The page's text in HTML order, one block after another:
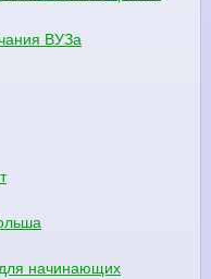
ВУЗа
начинающих